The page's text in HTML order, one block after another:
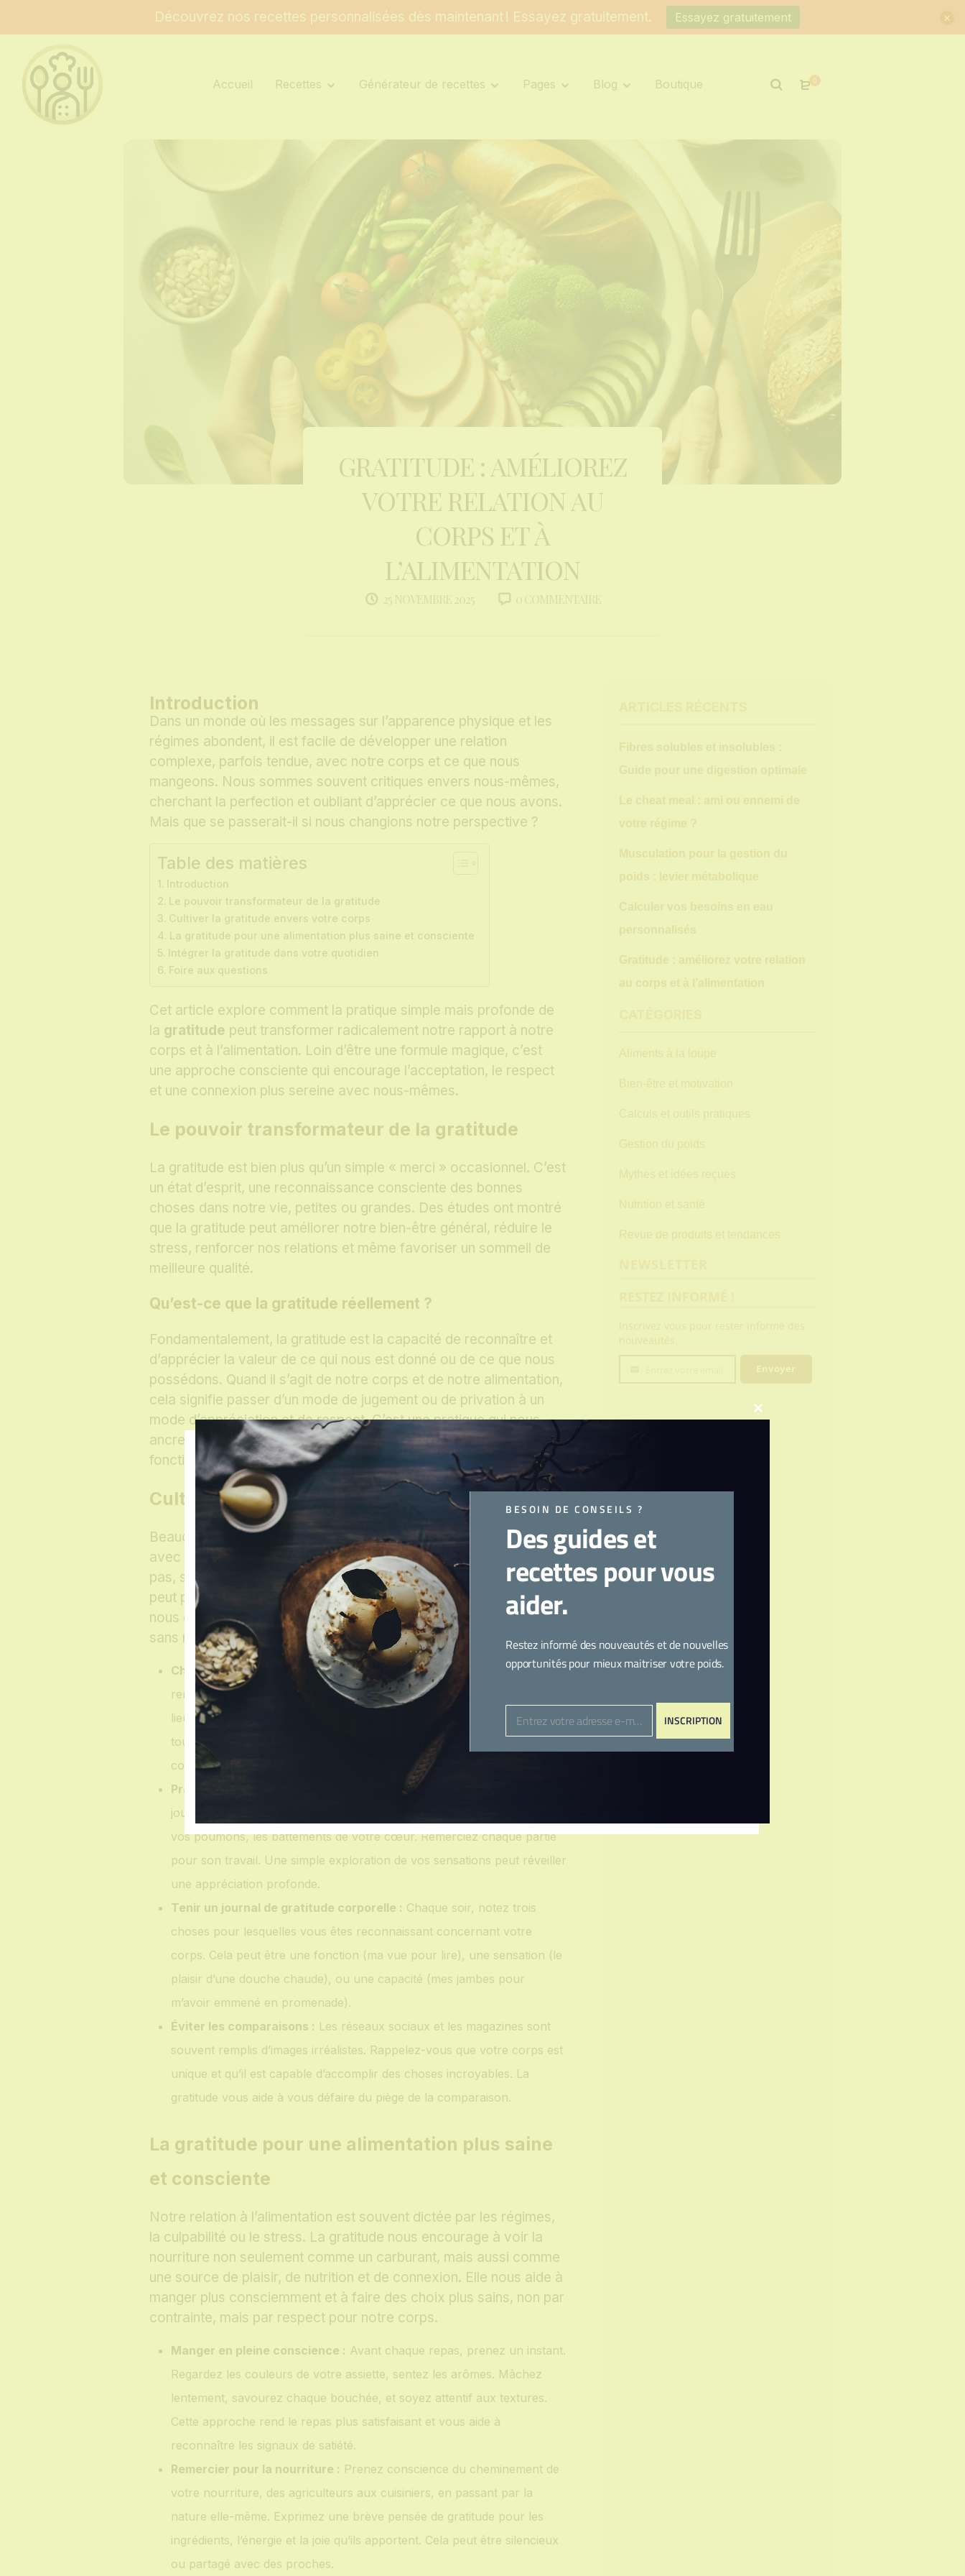
Découvrez nos recettes personnalisées dès maintenant ! Essayez gratuitement. Essayez gratuitement
Accueil Recettes Générateur de recettes Pages Blog Boutique
GRATITUDE : AMÉLIOREZ
VOTRE RELATION AU
CORPS ET À
L’ALIMENTATION
25 NOVEMBRE 2025 0 COMMENTAIRE
Introduction
Dans un monde où les messages sur l’apparence physique et les
régimes abondent, il est facile de développer une relation
complexe, parfois tendue, avec notre corps et ce que nous
mangeons. Nous sommes souvent critiques envers nous-mêmes,
cherchant la perfection et oubliant d’apprécier ce que nous avons.
Mais que se passerait-il si nous changions notre perspective ?
Table des matières
Introduction
Le pouvoir transformateur de la gratitude
Cultiver la gratitude envers votre corps
La gratitude pour une alimentation plus saine et consciente
Intégrer la gratitude dans votre quotidien
Foire aux questions
Cet article explore comment la pratique simple mais profonde de
la gratitude peut transformer radicalement notre rapport à notre
corps et à l’alimentation. Loin d’être une formule magique, c’est
une approche consciente qui encourage l’acceptation, le respect
et une connexion plus sereine avec nous-mêmes.
Le pouvoir transformateur de la gratitude
La gratitude est bien plus qu’un simple « merci » occasionnel. C’est
un état d’esprit, une reconnaissance consciente des bonnes
choses dans notre vie, petites ou grandes. Des études ont montré
que la gratitude peut améliorer notre bien-être général, réduire le
stress, renforcer nos relations et même favoriser un sommeil de
meilleure qualité.
Qu’est-ce que la gratitude réellement ?
Fondamentalement, la gratitude est la capacité de reconnaître et
d’apprécier la valeur de ce qui nous est donné ou de ce que nous
possédons. Quand il s’agit de notre corps et de notre alimentation,
cela signifie passer d’un mode de jugement ou de privation à un
mode d’appréciation et de respect. C’est une pratique qui nous
ancre dans le moment présent et nous aide à voir la beauté et la
fonction là où nous ne voyions auparavant que des défauts.
Cultiver la gratitude envers votre corps
Beaucoup d’entre nous entretiennent un dialogue interne sévère
avec leur corps. Nous nous focalisons sur ce que nous n’aimons
pas, sur les imperfections perçues, ou sur ce que notre corps ne
peut pas faire. La gratitude nous invite à inverser cette tendance, à
nous concentrer sur ce que notre corps fait pour nous chaque jour,
sans relâche.
Changer de perspective :Plutôt que de critiquer vos cuisses,
remerciez-les de vous permettre de marcher, de danser, de courir. Au
lieu de vous plaindre de vos mains, appréciez leur capacité à créer, à
toucher, à nourrir. Se concentrer sur les fonctions positives de votre
corps peut changer votre perception.
Pratiquer la pleine conscience corporelle :Prenez un moment chaque
jour pour ressentir votre corps. Sentez vos pieds sur le sol, l’air dans
vos poumons, les battements de votre cœur. Remerciez chaque partie
pour son travail. Une simple exploration de vos sensations peut réveiller
une appréciation profonde.
Tenir un journal de gratitude corporelle : Chaque soir, notez trois
choses pour lesquelles vous êtes reconnaissant concernant votre
corps. Cela peut être une fonction (ma vue pour lire), une sensation (le
plaisir d’une douche chaude), ou une capacité (mes jambes pour
m’avoir emmené en promenade).
Éviter les comparaisons : Les réseaux sociaux et les magazines sont
souvent remplis d’images irréalistes. Rappelez-vous que votre corps est
unique et qu’il est capable d’accomplir des choses incroyables. La
gratitude vous aide à vous défaire du piège de la comparaison.
La gratitude pour une alimentation plus saine
et consciente
Notre relation à l’alimentation est souvent dictée par les régimes,
la culpabilité ou le stress. La gratitude nous encourage à voir la
nourriture non seulement comme un carburant, mais aussi comme
une source de plaisir, de nutrition et de connexion. Elle nous aide à
manger plus consciemment et à faire des choix plus sains, non par
contrainte, mais par respect pour notre corps.
Manger en pleine conscience : Avant chaque repas, prenez un instant.
Regardez les couleurs de votre assiette, sentez les arômes. Mâchez
lentement, savourez chaque bouchée, et soyez attentif aux textures.
Cette approche rend le repas plus satisfaisant et vous aide à
reconnaître les signaux de satiété.
Remercier pour la nourriture : Prenez conscience du cheminement de
votre nourriture, des agriculteurs aux cuisiniers, en passant par la
nature elle-même. Exprimez une brève pensée de gratitude pour les
ingrédients, l’énergie et la joie qu’ils apportent. Cela peut être silencieux
ou partagé avec des proches.
Envoyer
Close
BESOIN DE CONSEILS ?
Des guides et
recettes pour vous
aider.
Restez informé des nouveautés et de nouvelles
opportunités pour mieux maitriser votre poids.
Email Entrez votre adresse e-mail INSCRIPTION